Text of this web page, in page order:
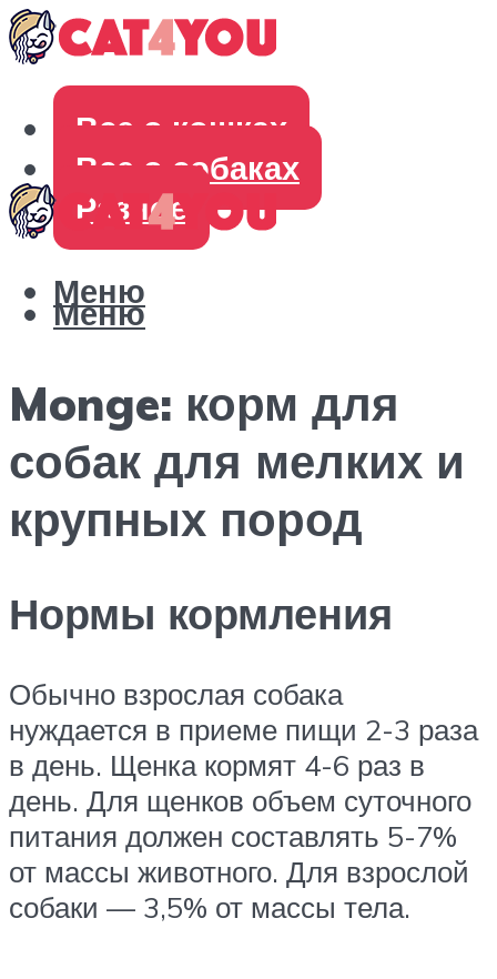
Все о кошках
Все о собаках
Разное
Меню
Меню
Monge: корм для
собак для мелких и
крупных пород
Нормы кормления
Обычно взрослая собака
нуждается в приеме пищи 2-3 раза
в день. Щенка кормят 4-6 раз в
день. Для щенков объем суточного
питания должен составлять 5-7%
от массы животного. Для взрослой
собаки — 3,5% от массы тела.